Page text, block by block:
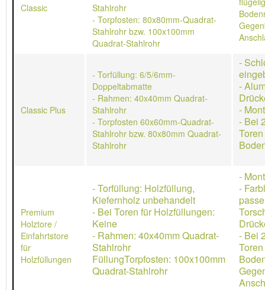
Classic
Stahlrohr
- Torpfosten: 80x80mm-Quadrat-
Stahlrohr bzw. 100x100mm
Quadrat-Stahlrohr
Classic Plus
- Torfüllung: 6/5/6mm-
Doppeltabmatte
- Rahmen: 40x40mm Quadrat-
Stahlrohr
- Torpfosten 60x60mm-Quadrat-
Stahlrohr bzw. 80x80mm Quadrat-
Stahlrohr
-
-
-
- Bei
Premium
Holztore /
Einfahrtstore
für
Holzfüllungen
- Torfüllung: Holzfüllung,
Kiefernholz unbehandelt
- Bei Toren für Holzfüllungen:
Keine
- Rahmen: 40x40mm Quadrat-
Stahlrohr
FüllungTorpfosten: 100x100mm
Quadrat-Stahlrohr
-
-
- Bei